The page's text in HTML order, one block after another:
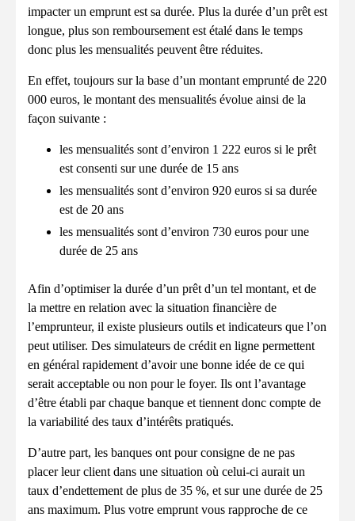
impacter un emprunt est sa durée. Plus la durée d’un prêt est
longue, plus son remboursement est étalé dans le temps
donc plus les mensualités peuvent être réduites.
En effet, toujours sur la base d’un montant emprunté de 220
000 euros, le montant des mensualités évolue ainsi de la
façon suivante :
les mensualités sont d’environ 1 222 euros si le prêt
est consenti sur une durée de 15 ans
les mensualités sont d’environ 920 euros si sa durée
est de 20 ans
les mensualités sont d’environ 730 euros pour une
durée de 25 ans
Afin d’optimiser la durée d’un prêt d’un tel montant, et de
la mettre en relation avec la situation financière de
l’emprunteur, il existe plusieurs outils et indicateurs que l’on
peut utiliser. Des simulateurs de crédit en ligne permettent
en général rapidement d’avoir une bonne idée de ce qui
serait acceptable ou non pour le foyer. Ils ont l’avantage
d’être établi par chaque banque et tiennent donc compte de
la variabilité des taux d’intérêts pratiqués.
D’autre part, les banques ont pour consigne de ne pas
placer leur client dans une situation où celui-ci aurait un
taux d’endettement de plus de 35 %, et sur une durée de 25
ans maximum. Plus votre emprunt vous rapproche de ce